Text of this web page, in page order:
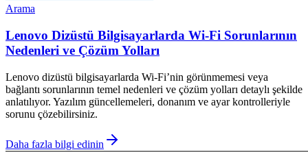
Arama
Lenovo Dizüstü Bilgisayarlarda Wi-Fi Sorunlarının
Nedenleri ve Çözüm Yolları
Lenovo dizüstü bilgisayarlarda Wi-Fi’nin görünmemesi veya
bağlantı sorunlarının temel nedenleri ve çözüm yolları detaylı şekilde
anlatılıyor. Yazılım güncellemeleri, donanım ve ayar kontrolleriyle
sorunu çözebilirsiniz.
Daha fazla bilgi edinin